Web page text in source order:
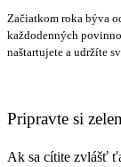
Začiatkom roka býva
každodenných
naštartujete a udržíte
Pripravte si
Ak sa cítite zvlášť